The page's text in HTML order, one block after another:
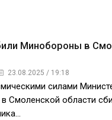
Минобороны в
23.08.2025 / 19:18
силами
Смоленской области